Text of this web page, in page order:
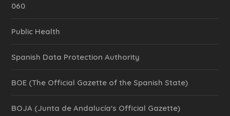
060
Public Health
Spanish Data Protection Authority
BOE (The Official Gazette of the Spanish State)
BOJA (Junta de Andalucía's Official Gazette)